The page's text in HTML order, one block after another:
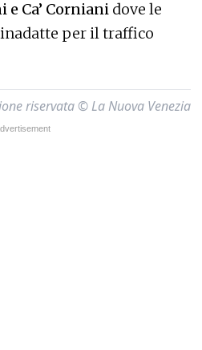
e Ca’ Corniani dove le
per il traffico
riservata © La Nuova Venezia